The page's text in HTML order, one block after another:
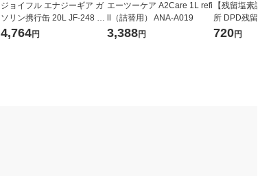
ジョイフル エナジーギア ガ
ソリン携行缶 20L JF-248 1
個
4,764円
エーツーケア A2Care 1L refi
ll（詰替用） ANA-A019
3,388円
【残留塩素試
所 DPD残留塩
試薬No.1 50錠
720円